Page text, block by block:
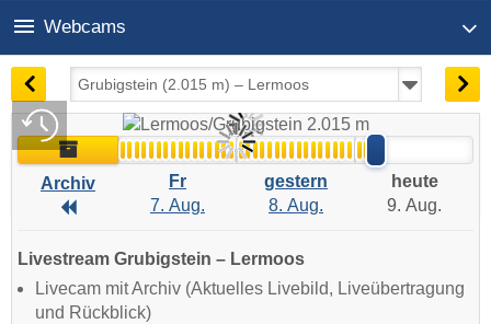
Webcams
Live
04:17 | heute, 9. Aug.
Archiv
Archiv
Archiv
Fr
7. Aug.
gestern
8. Aug.
heute
9. Aug.
Livestream Grubigstein – Lermoos
Livecam mit Archiv (Aktuelles Livebild, Liveübertragung
und Rückblick)